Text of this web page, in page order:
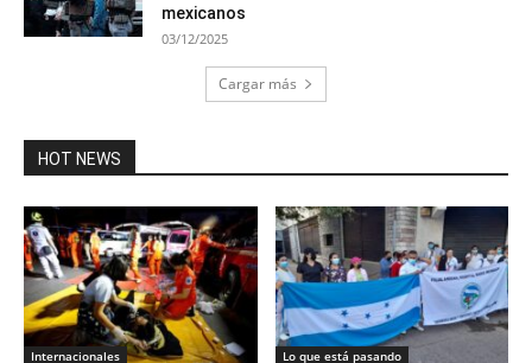
mexicanos
03/12/2025
Cargar más
HOT NEWS
Internacionales Lo que está pasando